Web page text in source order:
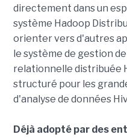
directement dans un
système Hadoop
orienter vers d'autres
le système de gestion
relationnelle distribuée
structuré pour les
d'analyse de données
Déjà adopté par des